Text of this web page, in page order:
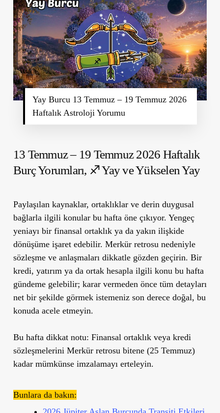
Yay Burcu 13 Temmuz – 19 Temmuz 2026
Haftalık Astroloji Yorumu
13 Temmuz – 19 Temmuz 2026 Haftalık
Burç Yorumları, ♐ Yay ve Yükselen Yay
Paylaşılan kaynaklar, ortaklıklar ve derin duygusal
bağlarla ilgili konular bu hafta öne çıkıyor. Yengeç
yeniayı bir finansal ortaklık ya da yakın ilişkide
dönüşüme işaret edebilir. Merkür retrosu nedeniyle
sözleşme ve anlaşmaları dikkatle gözden geçirin. Bir
kredi, yatırım ya da ortak hesapla ilgili konu bu hafta
gündeme gelebilir; karar vermeden önce tüm detayları
net bir şekilde görmek istemeniz son derece doğal, bu
konuda acele etmeyin.
Bu hafta dikkat notu: Finansal ortaklık veya kredi
sözleşmelerini Merkür retrosu bitene (25 Temmuz)
kadar mümkünse imzalamayı erteleyin.
Bunlara da bakın: